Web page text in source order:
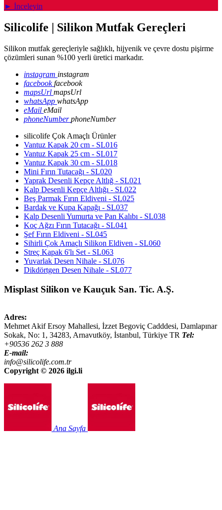
► İnceleyin
Silicolife | Silikon Mutfak Gereçleri
Silikon mutfak gereçleriyle sağlıklı, hijyenik ve çevre dostu pişirme
çözümleri sunan %100 yerli üretici markadır.
instagram instagram
facebookfacebook
mapsUrl mapsUrl
whatsApp whatsApp
eMail eMail
phoneNumberphoneNumber
silicolife Çok Amaçlı Ürünler
Vantuz Kapak 20 cm - SL016
Vantuz Kapak 25 cm - SL017
Vantuz Kapak 30 cm - SL018
Mini Fırın Tutacağı - SL020
Yaprak Desenli Kepçe Altlığ - SL021
Kalp Desenli Kepçe Altlığı - SL022
Beş Parmak Fırın Eldiveni - SL025
Bardak ve Kupa Kapağı - SL037
Kalp Desenli Yumurta ve Pan Kalıbı - SL038
Koç Ağzı Fırın Tutacağı - SL041
Şef Fırın Eldiveni - SL045
Sihirli Çok Amaçlı Silikon Eldiven - SL060
Streç Kapak 6'lı Set - SL063
Yuvarlak Desen Nihale - SL076
Dikdörtgen Desen Nihale - SL077
Misplast Silikon ve Kauçuk San. Tic. A.Ş.
Adres:
Mehmet Akif Ersoy Mahallesi, İzzet Begoviç Cadddesi, Damlapınar
Sokak, No: 1, 34283, Arnavutköy, İstanbul, Türkiye TR Tel:
+90536 262 3 888
E-mail:
info@silicolife.com.tr
Copyright © 2026 ilgi.li
Ana Sayfa